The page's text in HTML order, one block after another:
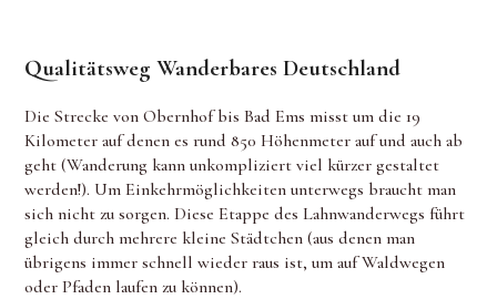
Qualitätsweg Wanderbares Deutschland
Die Strecke von Obernhof bis Bad Ems misst um die 19
Kilometer auf denen es rund 850 Höhenmeter auf und auch ab
geht (Wanderung kann unkompliziert viel kürzer gestaltet
werden!). Um Einkehrmöglichkeiten unterwegs braucht man
sich nicht zu sorgen. Diese Etappe des Lahnwanderwegs führt
gleich durch mehrere kleine Städtchen (aus denen man
übrigens immer schnell wieder raus ist, um auf Waldwegen
oder Pfaden laufen zu können).